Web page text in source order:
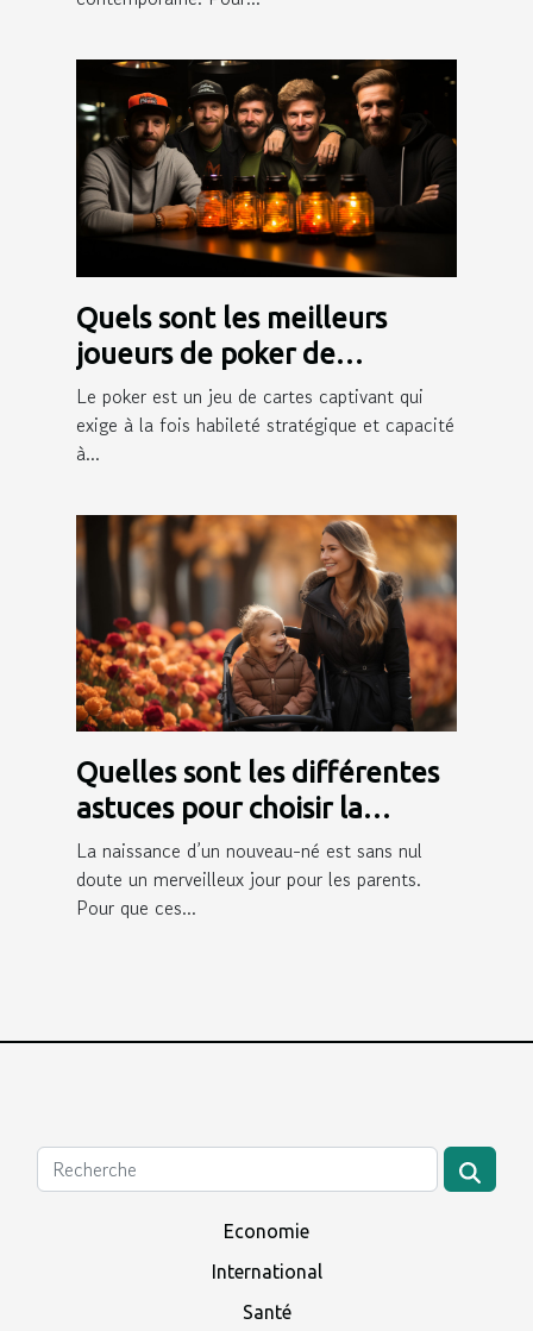
Quels sont les meilleurs
joueurs de poker de
Winamax ?
Le poker est un jeu de cartes captivant qui
exige à la fois habileté stratégique et capacité
à...
Quelles sont les différentes
astuces pour choisir la
poussette de son bébé ?
La naissance d’un nouveau-né est sans nul
doute un merveilleux jour pour les parents.
Pour que ces...
Economie
International
Santé